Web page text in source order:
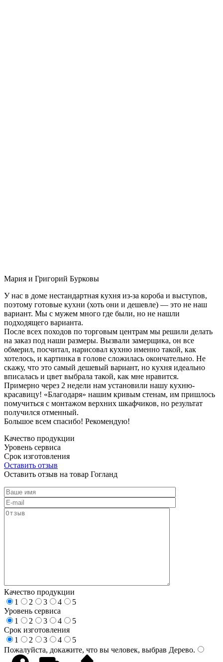
Мария и Григорий Бурковы
У нас в доме нестандартная кухня из-за короба и выступов,
поэтому готовые кухни (хоть они и дешевле) — это не наш
вариант. Мы с мужем много где были, но не нашли
подходящего варианта.
После всех походов по торговым центрам мы решили делать
на заказ под наши размеры. Вызвали замерщика, он все
обмерил, посчитал, нарисовал кухню именно такой, как
хотелось, и картинка в голове сложилась окончательно. Не
скажу, что это самый дешевый вариант, но кухня идеально
вписалась и цвет выбрала такой, как мне нравится.
Примерно через 2 недели нам установили нашу кухню-
красавицу! «Благодаря» нашим кривым стенам, им пришлось
помучиться с монтажом верхних шкафчиков, но результат
получился отменный.
Большое всем спасибо! Рекомендую!
Качество продукции
Уровень сервиса
Срок изготовления
Оставить отзыв
Оставить отзыв на товар Гогланд
Качество продукции
1
2 3 4
5
Уровень сервиса
1
2 3 4
5
Срок изготовления
1
2 3 4
5
Пожалуйста, докажите, что вы человек, выбрав Дерево.